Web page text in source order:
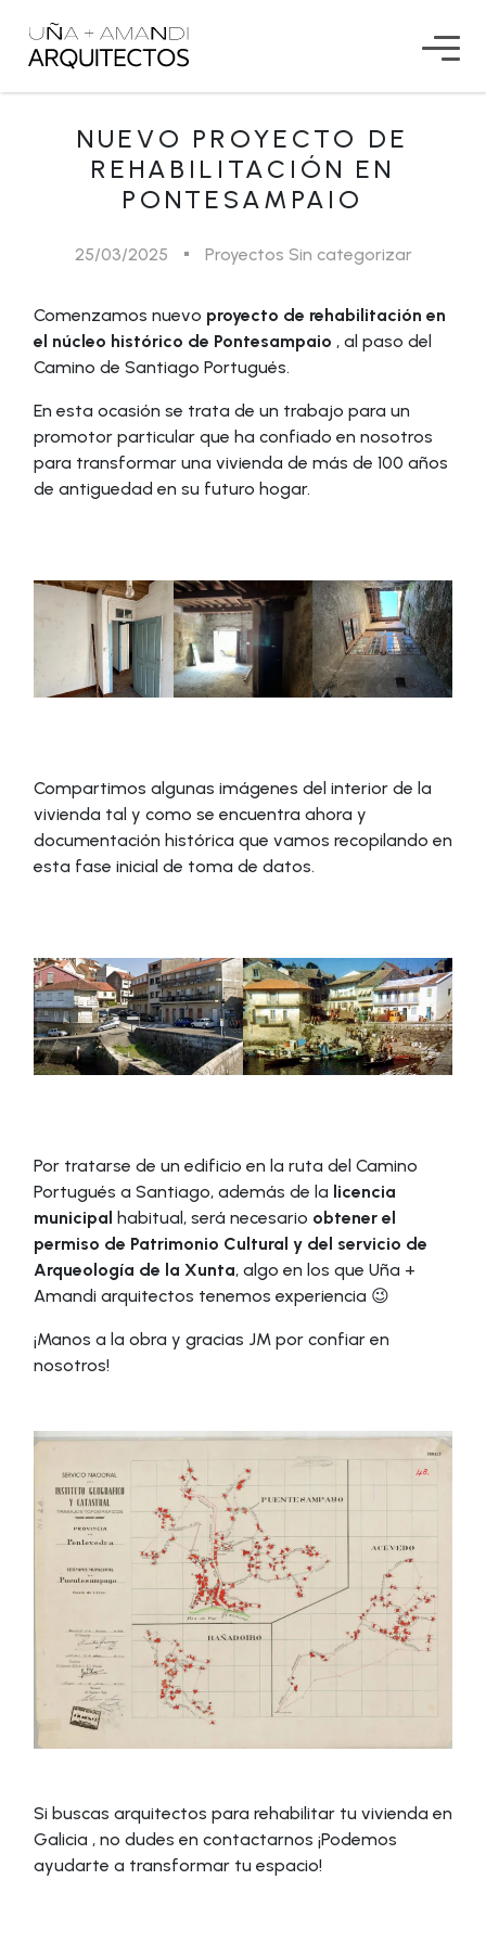
NUEVO PROYECTO DE
REHABILITACIÓN EN
PONTESAMPAIO
25/03/2025 Proyectos Sin categorizar
Comenzamos nuevo proyecto de rehabilitación en
el núcleo histórico de Pontesampaio , al paso del
Camino de Santiago Portugués.
En esta ocasión se trata de un trabajo para un
promotor particular que ha confiado en nosotros
para transformar una vivienda de más de 100 años
de antiguedad en su futuro hogar.
Compartimos algunas imágenes del interior de la
vivienda tal y como se encuentra ahora y
documentación histórica que vamos recopilando en
esta fase inicial de toma de datos.
Por tratarse de un edificio en la ruta del Camino
Portugués a Santiago, además de la licencia
municipal habitual, será necesario obtener el
permiso de Patrimonio Cultural y del servicio de
Arqueología de la Xunta, algo en los que Uña +
Amandi arquitectos tenemos experiencia 😉
¡Manos a la obra y gracias JM por confiar en
nosotros!
Si buscas arquitectos para rehabilitar tu vivienda en
Galicia , no dudes en contactarnos ¡Podemos
ayudarte a transformar tu espacio!